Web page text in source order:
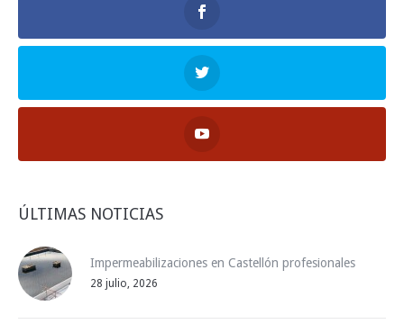
ÚLTIMAS NOTICIAS
Impermeabilizaciones en Castellón profesionales
28 julio, 2026